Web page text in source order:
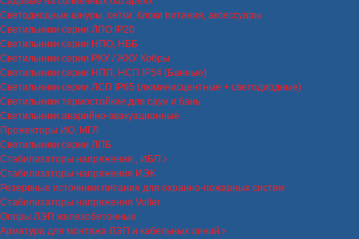
Светодиодные шнуры, сетки, блоки питания, аксессуары
Светильники серии ЛПО IP20
Светильники серии НПО, НББ
Светильники серии РКУ / ЖКУ Кобры
Светильники серии НПП, НСП IP54 (Банные)
Светильники серии ЛСП IP65 (люминисцентные + светодиодные)
Светильники термостойкие для саун и бань
Светильники аварийно-эвакуационные
Прожекторы ИО, МГЛ
Светильники серии ЛПБ
Стабилизаторы напряжения , ИБП
Стабилизаторы напряжения ИЭК
Резервные источники питания для охранно-пожарных систем
Стабилизаторы напряжения Volter
Опоры ЛЭП железобетонные
Арматура для монтажа ЛЭП и кабельных линий